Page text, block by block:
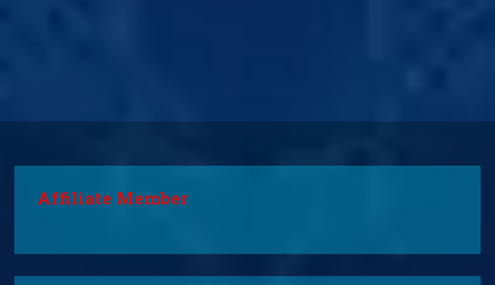
Affiliate Member